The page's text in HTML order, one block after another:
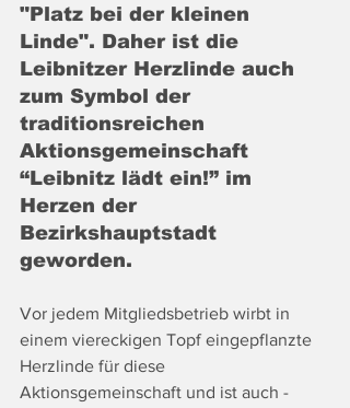
"Platz bei der kleinen
Linde". Daher ist die
Leibnitzer Herzlinde auch
zum Symbol der
traditionsreichen
Aktionsgemeinschaft
“Leibnitz lädt ein!” im
Herzen der
Bezirkshauptstadt
geworden.
Vor jedem Mitgliedsbetrieb wirbt in
einem viereckigen Topf eingepflanzte
Herzlinde für diese
Aktionsgemeinschaft und ist auch -